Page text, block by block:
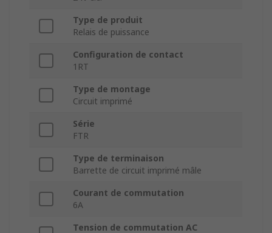
Type de produit
Relais de puissance
Configuration de contact
1RT
Type de montage
Circuit imprimé
Série
FTR
Type de terminaison
Barrette de circuit imprimé mâle
Courant de commutation
6A
Tension de commutation AC